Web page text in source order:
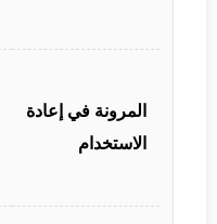
المرونة في إعادة
الاستخدام